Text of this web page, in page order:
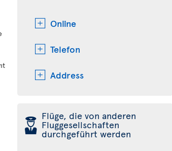
Online
Telefon
Address
þ Flüge, die von anderen
Fluggesellschaften
durchgeführt werden